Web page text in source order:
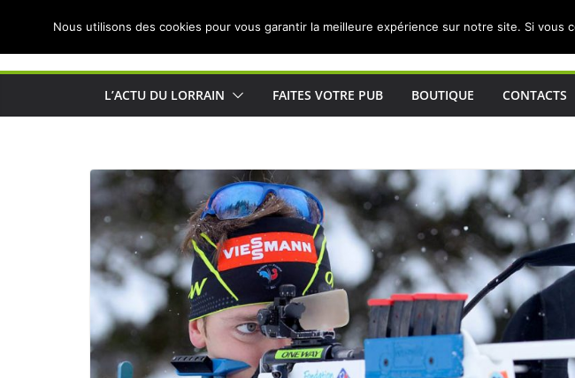
Actualités de Lorraine pour les Lorrains
L’ACTU DU LORRAIN FAITES VOTRE PUB BOUTIQUE CONTACTS
Nous utilisons des cookies pour vous garantir la meilleure expérience sur notre site. Si